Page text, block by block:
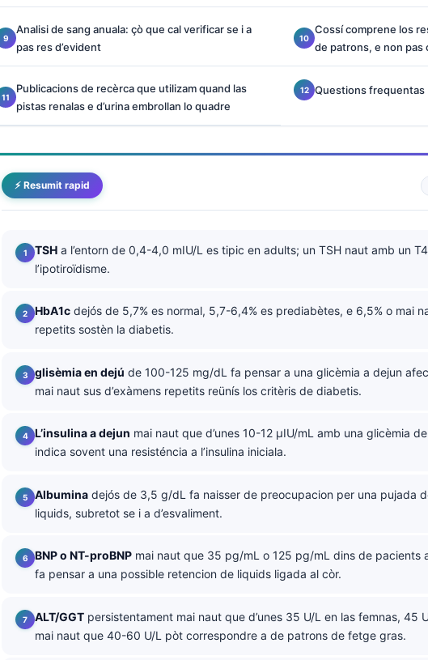
Analisi de sang anuala: çò que cal verificar se i a
pas res d’evident
Cossí comprene los
de patrons, e non pas
Publicacions de recèrca que utilizam quand las
pistas renalas e d’urina embrollan lo quadre
Questions frequentas
⚡ Resumit rapid
TSH a l’entorn de 0,4-4,0 mIU/L es tipic en adults; un TSH naut amb un
l’ipotiroïdisme.
HbA1c dejós de 5,7% es normal, 5,7-6,4% es prediabètes, e 6,5% o mai
repetits sostèn la diabetis.
glisèmia en dejú de 100-125 mg/dL fa pensar a una glicèmia a dejun
mai naut sus d’exàmens repetits reünís los critèris de diabetis.
L’insulina a dejun mai naut que d’unes 10-12 µIU/mL amb una glicèmia
indica sovent una resisténcia a l’insulina iniciala.
Albumina dejós de 3,5 g/dL fa naisser de preocupacion per una pujada
liquids, subretot se i a d’esvaliment.
BNP o NT-proBNP mai naut que 35 pg/mL o 125 pg/mL dins de pacients
fa pensar a una possible retencion de liquids ligada al còr.
ALT/GGT persistentament mai naut que d’unes 35 U/L en las femnas, 45
mai naut que 40-60 U/L pòt correspondre a de patrons de fetge gras.